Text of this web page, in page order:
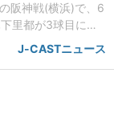
阪神戦(横浜)で、6
里都が3球目に投
りの表情を見せて
のでしょう」前日5
J-CASTニュース